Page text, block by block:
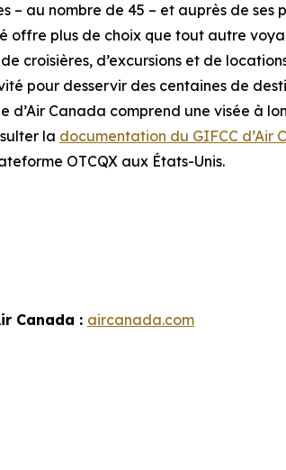
au nombre de 45 – et auprès de
offre plus de choix que tout autre
croisières, d’excursions et de
pour desservir des centaines de
d’Air Canada comprend une visée à
la documentation du GIFCC d’Air
OTCQX aux États-Unis.
Canada : aircanada.com